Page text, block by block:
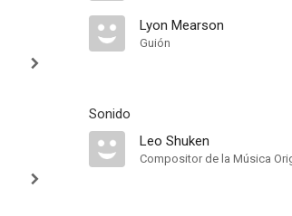
Lyon Mearson
Guión
Sonido
Leo Shuken
Compositor de la Música